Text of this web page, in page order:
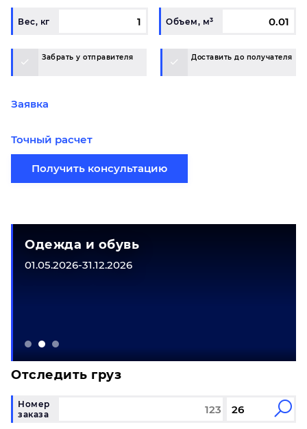
Вес, кг Объем, м³
Забрать у отправителя Доставить до получателя
Заявка
Точный расчет
Получить консультацию
Одежда и обувь
01.05.2026-31.12.2026
Отследить груз
Номер
заказа